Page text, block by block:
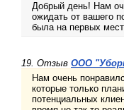
Добрый день! Нам
ожидать от вашего
была на первых
19. Отзыв ООО
Нам очень
которые только
потенциальных